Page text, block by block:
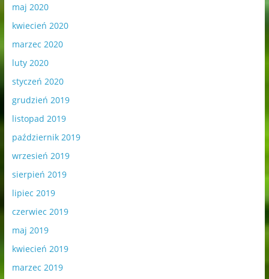
maj 2020
kwiecień 2020
marzec 2020
luty 2020
styczeń 2020
grudzień 2019
listopad 2019
październik 2019
wrzesień 2019
sierpień 2019
lipiec 2019
czerwiec 2019
maj 2019
kwiecień 2019
marzec 2019